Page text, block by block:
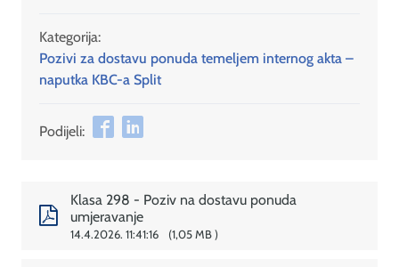
Kategorija:
Pozivi za dostavu ponuda temeljem internog akta –
naputka KBC-a Split
Podijeli:
Klasa 298 - Poziv na dostavu ponuda
umjeravanje
14.4.2026. 11:41:16 1,05 MB